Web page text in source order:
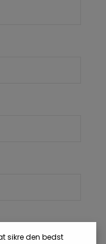
sikre den bedst